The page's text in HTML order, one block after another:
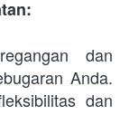
dan
Anda.
dan